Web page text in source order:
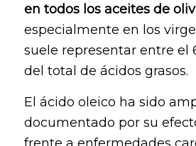
en todos los aceites de
especialmente en los
suele representar entre el
del total de ácidos grasos.
El ácido oleico ha sido
documentado por su